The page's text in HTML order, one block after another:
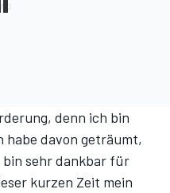
denn ich bin
habe davon geträumt,
sehr dankbar für
kurzen Zeit mein